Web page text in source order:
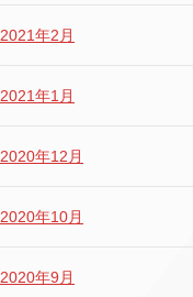
2021年2月
2021年1月
2020年12月
2020年10月
2020年9月